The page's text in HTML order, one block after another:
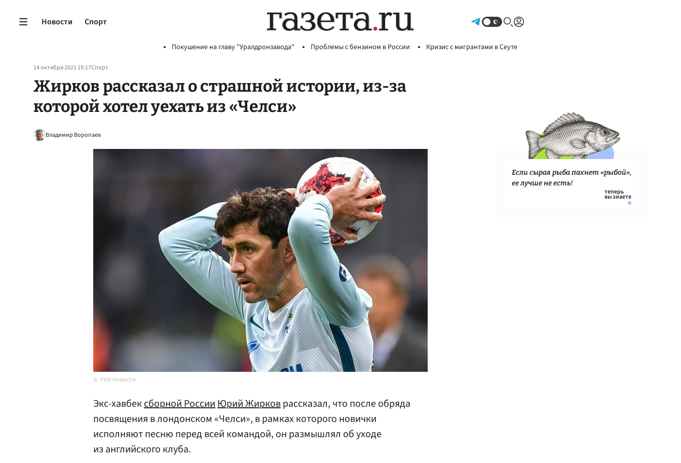
Новости Спорт
Покушение на главу "Уралдронзавода" Проблемы с бензином в России Кризис с мигрантами в Сеуте
14 октября 2021 19:17Спорт
Жирков рассказал о страшной истории, из-за
которой хотел уехать из «Челси»
Владимир Воропаев
РИА Новости
Экс-хавбексборной РоссииЮрий Жирковрассказал, что после обряда
посвящения в лондонском «Челси», в рамках которого новички
исполняют песню перед всей командой, он размышлял об уходе
из английского клуба.
Если сырая рыба пахнет «рыбой»,
ее лучше не есть!